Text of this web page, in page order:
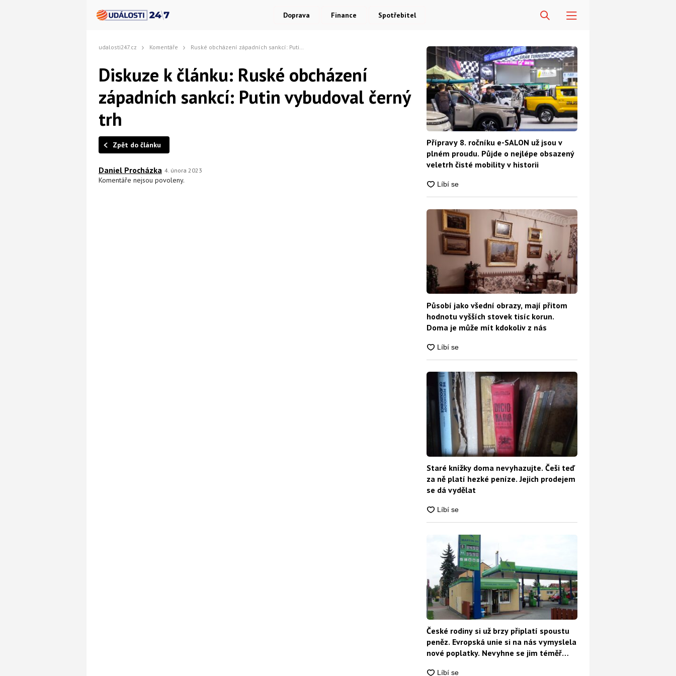
Doprava Finance Spotřebitel
udalosti247.cz Komentáře Ruské obcházení západních sankcí: Putin vybudoval černý trh
Diskuze k článku: Ruské obcházení
západních sankcí: Putin vybudoval černý
trh
Zpět do článku
Daniel Procházka 4. února 2023
Komentáře nejsou povoleny.
Přípravy 8. ročníku e-SALON už jsou v
plném proudu. Půjde o nejlépe obsazený
veletrh čisté mobility v historii
Působí jako všední obrazy, mají přitom
hodnotu vyšších stovek tisíc korun.
Doma je může mít kdokoliv z nás
Staré knížky doma nevyhazujte. Češi teď
za ně platí hezké peníze. Jejich prodejem
se dá vydělat
České rodiny si už brzy připlatí spoustu
peněz. Evropská unie si na nás vymyslela
nové poplatky. Nevyhne se jim téměř